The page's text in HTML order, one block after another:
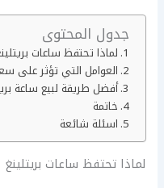
جدول المحتوى
لماذا تحتفظ ساعات
العوامل التي تؤثر على
أفضل طريقة لبيع ساعة
خاتمة
اسئلة شائعة
لماذا تحتفظ ساعات